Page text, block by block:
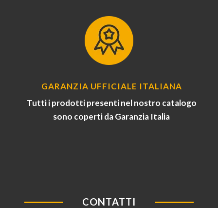
GARANZIA UFFICIALE ITALIANA
Tutti i prodotti presenti nel nostro catalogo
sono coperti da Garanzia Italia
CONTATTI